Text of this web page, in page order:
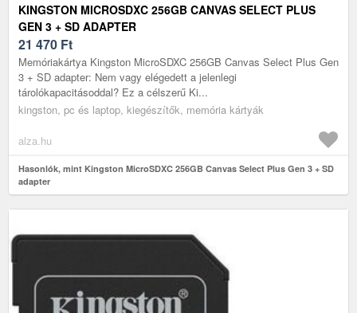
KINGSTON MICROSDXC 256GB CANVAS SELECT PLUS
GEN 3 + SD ADAPTER
21 470 Ft
Memóriakártya Kingston MicroSDXC 256GB Canvas Select Plus Gen
3 + SD adapter: Nem vagy elégedett a jelenlegi
tárolókapacitásoddal? Ez a célszerű Ki...
kingston, pc és laptop, kiegészítők, memória kártyák
alza.hu
Hasonlók, mint Kingston MicroSDXC 256GB Canvas Select Plus Gen 3 + SD
adapter